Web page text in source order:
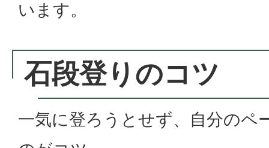
います。
石段登りのコツ
一気に登ろうとせず、自分のペ